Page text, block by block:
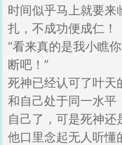
时间似乎马上就要来
扎，不成功便成仁！
“看来真的是我小瞧
断吧！”
死神已经认可了叶天
和自己处于同一水平
自己了，可是死神还
他口里念起无人听懂